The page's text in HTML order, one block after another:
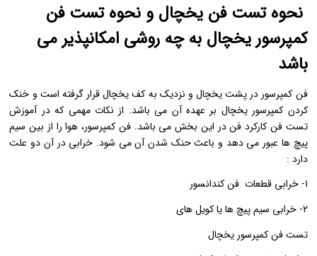
نحوه تست فن یخچال و نحوه تست فن
کمپرسور یخچال به چه روشی امکانپذیر می
باشد
فن کمپرسور در پشت یخچال و نزدیک به کف یخچال قرار گرفته است و خنک
کردن کمپرسور یخچال بر عهده آن می باشد. از نکات مهمی که در آموزش
تست فن کارکرد فن در این بخش می باشد. فن کمپرسور، هوا را از بین سیم
پیچ ها عبور می دهد و باعث حنک شدن آن می شود. خرابی در آن دو علت
دارد :
۱- خرابی قطعات فن کندانسور
۲- خرابی سیم پیچ ها یا کویل های
تست فن کمپرسور یخچال